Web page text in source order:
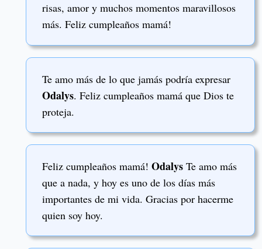
risas, amor y muchos momentos maravillosos
más. Feliz cumpleaños mamá!
Te amo más de lo que jamás podría expresar
Odalys. Feliz cumpleaños mamá que Dios te
proteja.
Feliz cumpleaños mamá! Odalys Te amo más
que a nada, y hoy es uno de los días más
importantes de mi vida. Gracias por hacerme
quien soy hoy.